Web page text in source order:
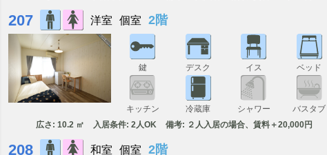
207 洋室 個室 2階
鍵 デスク イス ベッド
キッチン 冷蔵庫 シャワー バスタブ
広さ: 10.2 ㎡ 入居条件: 2人OK 備考: ２人入居の場合、賃料＋20,000円
208 和室 個室 2階